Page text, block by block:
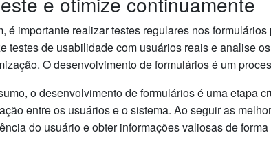
é importante realizar testes regulares nos
testes de usabilidade com usuários reais e analise
O desenvolvimento de formulários é um
o desenvolvimento de formulários é uma etapa
entre os usuários e o sistema. Ao seguir as
do usuário e obter informações valiosas de